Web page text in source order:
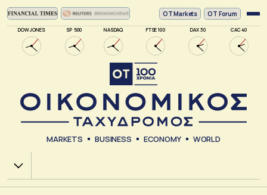
DOW JONES SP 500 NASDAQ FTSE 100 DAX 30 CAC 40
ΟΤ Markets OT Forum
MARKETS BUSINESS ECONOMY WORLD
Χ.Α.